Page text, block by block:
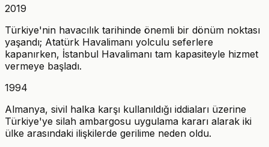
2019
Türkiye'nin havacılık tarihinde önemli bir dönüm noktası
yaşandı; Atatürk Havalimanı yolculu seferlere
kapanırken, İstanbul Havalimanı tam kapasiteyle hizmet
vermeye başladı.
1994
Almanya, sivil halka karşı kullanıldığı iddiaları üzerine
Türkiye'ye silah ambargosu uygulama kararı alarak iki
ülke arasındaki ilişkilerde gerilime neden oldu.